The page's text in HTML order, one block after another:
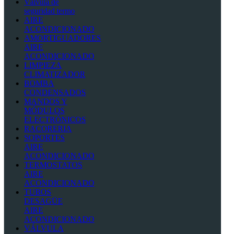
Válvula de
seguridad termo
AIRE
ACONDICIONADO
AMORTIGUADORES
AIRE
ACONDICIONADO
LIMPIEZA
CLIMATIZADOR
BOMBA
CONDENSADOS
MANDOS Y
MÓDULOS
ELECTRÓNICOS
RACORERIA
SOPORTES
AIRE
ACONDICIONADO
TERMOSTATOS
AIRE
ACONDICIONADO
TUBOS
DESAGÜE
AIRE
ACONDICIONADO
VÁLVULA